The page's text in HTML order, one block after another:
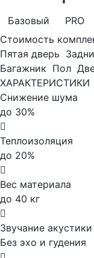
Базовый PRO
Стоимость
Пятая дверь
Багажник Пол
ХАРАКТЕРИСТИКИ
Снижение шума
до 30%
Теплоизоляция
до 20%
Вес материала
до 40 кг
Звучание акустики
Без эхо и гудения